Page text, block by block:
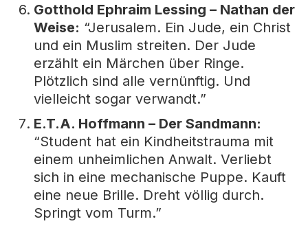
Gotthold Ephraim Lessing – Nathan der
Weise: “Jerusalem. Ein Jude, ein Christ
und ein Muslim streiten. Der Jude
erzählt ein Märchen über Ringe.
Plötzlich sind alle vernünftig. Und
vielleicht sogar verwandt.”
E.T.A. Hoffmann – Der Sandmann:
“Student hat ein Kindheitstrauma mit
einem unheimlichen Anwalt. Verliebt
sich in eine mechanische Puppe. Kauft
eine neue Brille. Dreht völlig durch.
Springt vom Turm.”